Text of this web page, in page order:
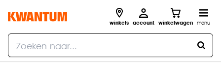
winkels account winkelwagen menu